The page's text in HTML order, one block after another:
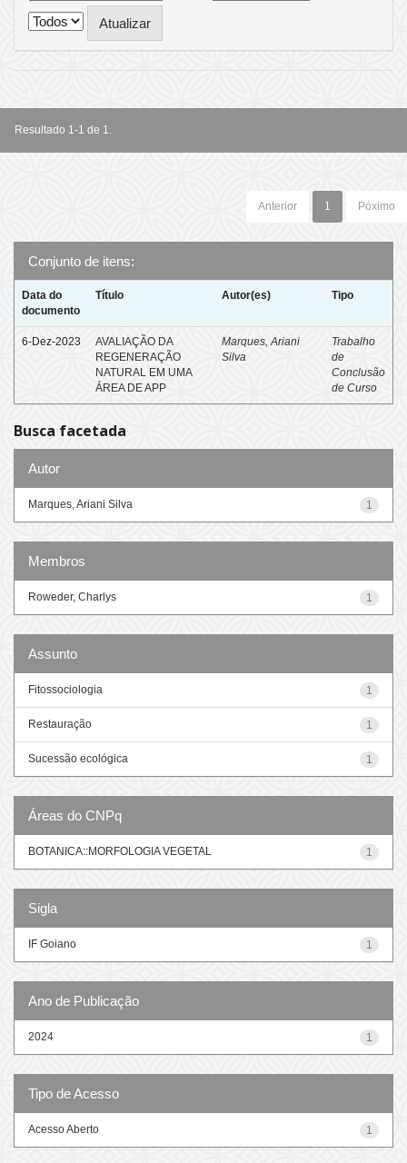
Resultado 1-1 de 1.
Anterior 1 Póximo
Conjunto de itens:
Data do
documento
Título Autor(es) Tipo
6-Dez-2023
AVALIAÇÃO DA
REGENERAÇÃO
NATURAL EM UMA
ÁREA DE APP
Marques, Ariani
Silva
Trabalho
de
Conclusão
de Curso
Busca facetada
Autor
1
Marques, Ariani Silva
Membros
1
Roweder, Charlys
Assunto
1
Fitossociologia
1
Restauração
1
Sucessão ecológica
Áreas do CNPq
1
BOTANICA::MORFOLOGIA VEGETAL
Sigla
1
IF Goiano
Ano de Publicação
1
2024
Tipo de Acesso
1
Acesso Aberto